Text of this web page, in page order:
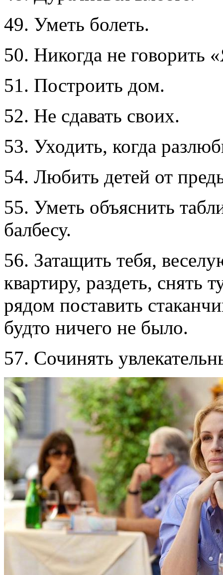
49. Уметь болеть.
50. Никогда не говорить
51. Построить дом.
52. Не сдавать своих.
53. Уходить, когда
54. Любить детей от
55. Уметь объяснить
балбесу.
56. Затащить тебя,
квартиру, раздеть, снять
рядом поставить
будто ничего не было.
57. Сочинять